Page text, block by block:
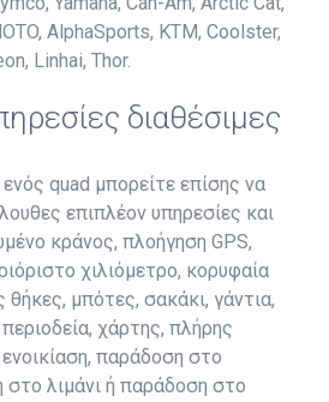
AlphaSports, KTM, Coolster,
Linhai, Thor.
διαθέσιμες
quad μπορείτε επίσης να
επιπλέον υπηρεσίες και
κράνος, πλοήγηση GPS,
χιλιόμετρο, κορυφαία
μπότες, σακάκι, γάντια,
χάρτης, πλήρης
παράδοση στο
στο λιμάνι ή παράδοση στο